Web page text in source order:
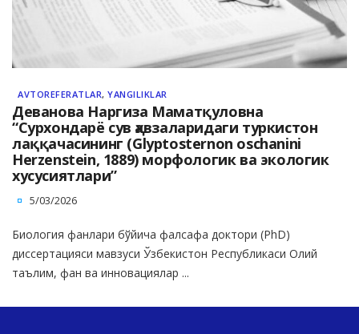
AVTOREFERATLAR, YANGILIKLAR
Деванова Наргиза Маматқуловна
“Сурхондарё сув ҳавзаларидаги туркистон
лаққачасининг (Glyptosternon oschanini
Herzenstein, 1889) морфологик ва экологик
хусусиятлари”
5/03/2026
Биология фанлари бўйича фалсафа доктори (PhD)
диссертацияси мавзуси Ўзбекистон Республикаси Олий
таълим, фан ва инновациялар ...